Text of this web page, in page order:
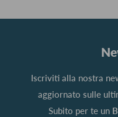
Iscriviti alla nostra
aggiornato sulle
Subito per te un